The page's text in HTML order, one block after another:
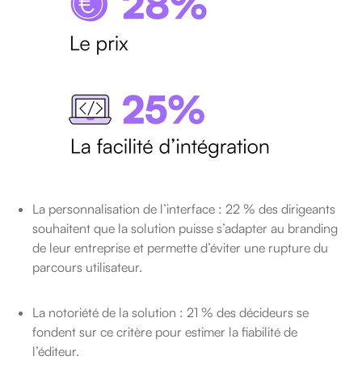
La personnalisation de l’interface : 22 % des dirigeants
souhaitent que la solution puisse s’adapter au branding
de leur entreprise et permette d’éviter une rupture du
parcours utilisateur.
La notoriété de la solution : 21 % des décideurs se
fondent sur ce critère pour estimer la fiabilité de
l’éditeur.